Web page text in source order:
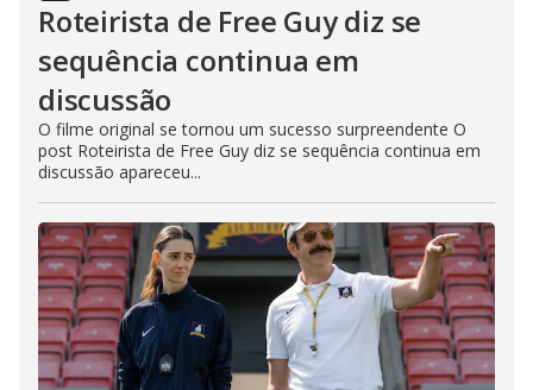
Roteirista de Free Guy diz se
sequência continua em
discussão
O filme original se tornou um sucesso surpreendente O
post Roteirista de Free Guy diz se sequência continua em
discussão apareceu...